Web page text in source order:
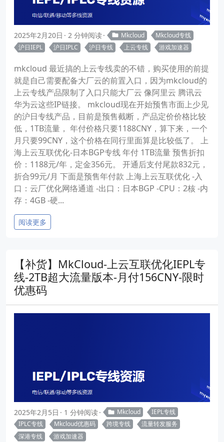
2025年2月20日 2 分钟阅读 Mkcloud
Mkcloud专线
沪日IEPL
沪日IPLC 沪日专线 上云专线 游戏加速器
mkcloud 最近搞的上云专线卖的不错，购买使用的前提
就是自己需要配备大厂云的前置入口，因为mkcloud的
上云专线产品限制了入口只能大厂云 像阿里云 腾讯云
华为云这些IP链接。 mkcloud现在开始预售市面上少见
的沪日专线产品，目前是预售截断，产品定价价格比较
低，1TB流量， 年付价格只要1188CNY，算下来，一个
月只要99CNY，这个价格在同行里面算是比较低了。 上
海上云互联优化-日本BGP专线 年付 1TB流量 预售折扣
价：1188元/年，定金356元。 开通后支付尾款832元，
折合99元/月 下面是预售年付款 上海上云互联优化 -入
口：云厂优化网络通道 -出口：日本BGP -CPU：2核 -内
存：4GB -硬...
阅读更多
【补货】MkCloud-上云互联优化IEPL专
线-2TB超大流量版本-月付156CNY-限时
优惠码
2025年2月5日 1 分钟阅读 Mkcloud
IEPL专线
IPLC专线
Mkcloud优惠码 跨境专线
流量转发服务
深港专线
游戏加速器